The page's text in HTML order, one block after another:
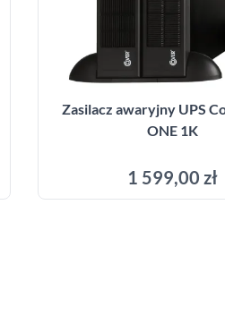
Zasilacz awaryjny UPS
ONE 1K
1 599,00 zł